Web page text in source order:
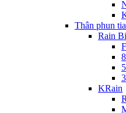
Thân phun
Rain
KRain